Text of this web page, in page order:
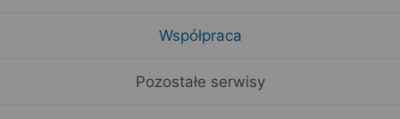
Współpraca
Pozostałe serwisy